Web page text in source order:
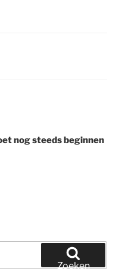
nog steeds beginnen
Zoeken